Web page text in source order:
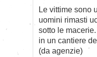
Le vittime sono
uomini rimasti
sotto le
in un cantiere
(da agenzie)